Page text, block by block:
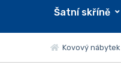
Šatní skříně
Kovový nábytek